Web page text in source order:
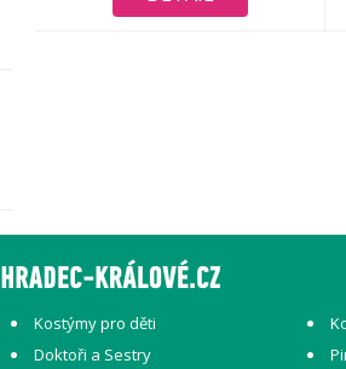
Kostýmy pro děti
Doktoři a Sestry